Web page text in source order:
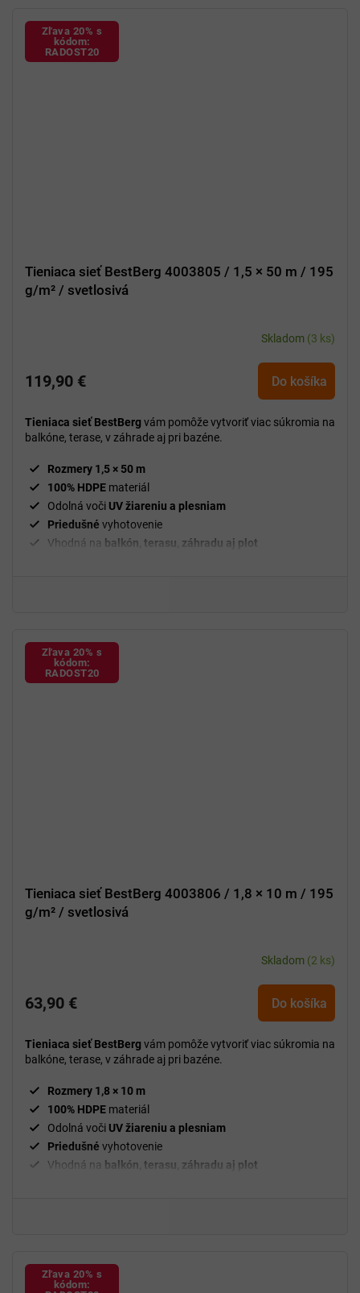
Zľava 20% s
kódom:
RADOST20
Tieniaca sieť BestBerg 4003805 / 1,5 × 50 m / 195
g/m² / svetlosivá
Skladom (3 ks)
119,90 € Do košíka
Tieniaca sieť BestBerg vám pomôže vytvoriť viac súkromia na
balkóne, terase, v záhrade aj pri bazéne.
Rozmery 1,5 × 50 m
100% HDPE materiál
Odolná voči UV žiareniu a plesniam
Priedušné vyhotovenie
Vhodná na balkón, terasu, záhradu aj plot
Zľava 20% s
kódom:
RADOST20
Tieniaca sieť BestBerg 4003806 / 1,8 × 10 m / 195
g/m² / svetlosivá
Skladom (2 ks)
63,90 € Do košíka
Tieniaca sieť BestBerg vám pomôže vytvoriť viac súkromia na
balkóne, terase, v záhrade aj pri bazéne.
Rozmery 1,8 × 10 m
100% HDPE materiál
Odolná voči UV žiareniu a plesniam
Priedušné vyhotovenie
Vhodná na balkón, terasu, záhradu aj plot
Zľava 20% s
kódom: